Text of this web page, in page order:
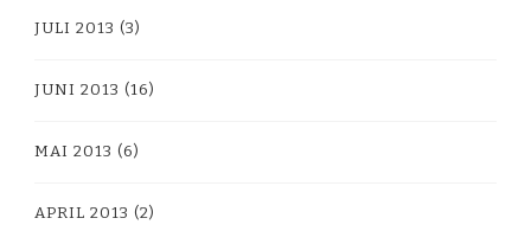
JULI 2013 (3)
JUNI 2013 (16)
MAI 2013 (6)
APRIL 2013 (2)